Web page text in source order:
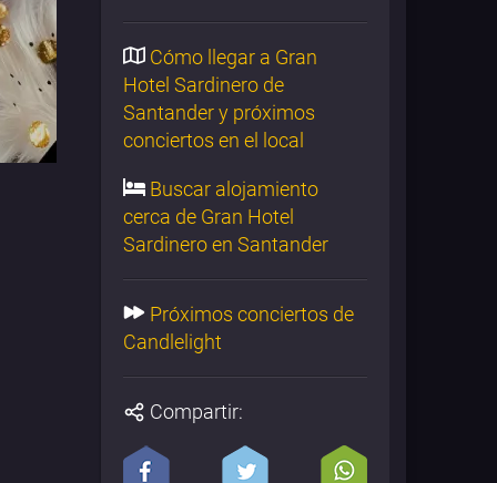
Cómo llegar a Gran
Hotel Sardinero de
Santander y próximos
conciertos en el local
Buscar alojamiento
cerca de Gran Hotel
Sardinero en Santander
Próximos conciertos de
Candlelight
Compartir: